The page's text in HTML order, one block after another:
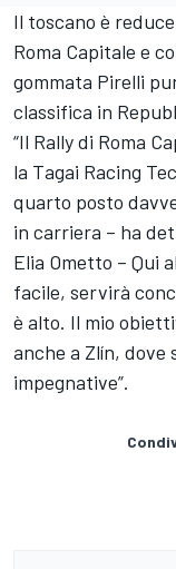
Il toscano è
Roma Capitale e
gommata Pirelli
classifica in
“Il Rally di Roma
la Tagai Racing
quarto posto
in carriera – ha
Elia Ometto – Qui
facile, servirà
è alto. Il mio
anche a Zlín, dove
impegnative”.